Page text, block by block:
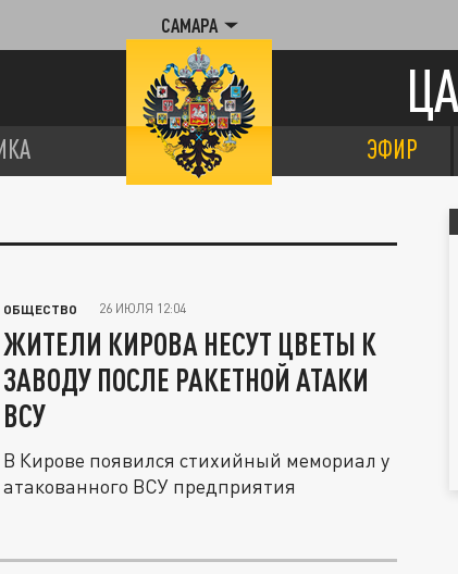
САМАРА
ЭФИР
ОБЩЕСТВО 26 ИЮЛЯ 12:04
ЖИТЕЛИ КИРОВА НЕСУТ ЦВЕТЫ К
ЗАВОДУ ПОСЛЕ РАКЕТНОЙ АТАКИ
ВСУ
В Кирове появился стихийный мемориал у
атакованного ВСУ предприятия